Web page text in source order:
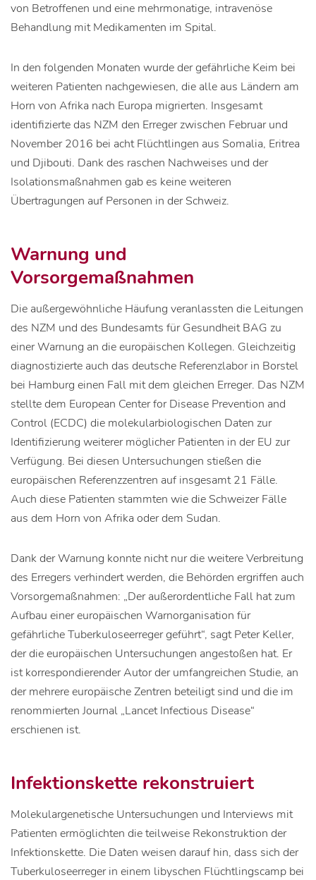
von Betroffenen und eine mehrmonatige, intravenöse
Behandlung mit Medikamenten im Spital.
In den folgenden Monaten wurde der gefährliche Keim bei
weiteren Patienten nachgewiesen, die alle aus Ländern am
Horn von Afrika nach Europa migrierten. Insgesamt
identifizierte das NZM den Erreger zwischen Februar und
November 2016 bei acht Flüchtlingen aus Somalia, Eritrea
und Djibouti. Dank des raschen Nachweises und der
Isolationsmaßnahmen gab es keine weiteren
Übertragungen auf Personen in der Schweiz.
Warnung und
Vorsorgemaßnahmen
Die außergewöhnliche Häufung veranlassten die Leitungen
des NZM und des Bundesamts für Gesundheit BAG zu
einer Warnung an die europäischen Kollegen. Gleichzeitig
diagnostizierte auch das deutsche Referenzlabor in Borstel
bei Hamburg einen Fall mit dem gleichen Erreger. Das NZM
stellte dem European Center for Disease Prevention and
Control (ECDC) die molekularbiologischen Daten zur
Identifizierung weiterer möglicher Patienten in der EU zur
Verfügung. Bei diesen Untersuchungen stießen die
europäischen Referenzzentren auf insgesamt 21 Fälle.
Auch diese Patienten stammten wie die Schweizer Fälle
aus dem Horn von Afrika oder dem Sudan.
Dank der Warnung konnte nicht nur die weitere Verbreitung
des Erregers verhindert werden, die Behörden ergriffen auch
Vorsorgemaßnahmen: „Der außerordentliche Fall hat zum
Aufbau einer europäischen Warnorganisation für
gefährliche Tuberkuloseerreger geführt“, sagt Peter Keller,
der die europäischen Untersuchungen angestoßen hat. Er
ist korrespondierender Autor der umfangreichen Studie, an
der mehrere europäische Zentren beteiligt sind und die im
renommierten Journal „Lancet Infectious Disease“
erschienen ist.
Infektionskette rekonstruiert
Molekulargenetische Untersuchungen und Interviews mit
Patienten ermöglichten die teilweise Rekonstruktion der
Infektionskette. Die Daten weisen darauf hin, dass sich der
Tuberkuloseerreger in einem libyschen Flüchtlingscamp bei